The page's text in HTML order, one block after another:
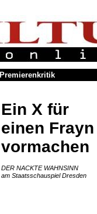
Premierenkritik
Ein X für
einen Frayn
vormachen
DER NACKTE WAHNSINN
am Staatsschauspiel Dresden